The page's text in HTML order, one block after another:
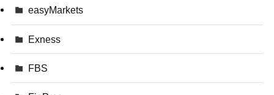
easyMarkets
Exness
FBS